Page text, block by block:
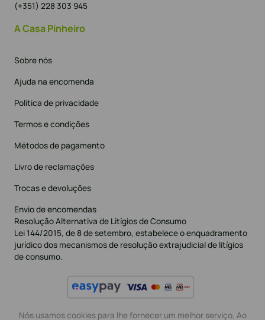
(+351) 228 303 945
A Casa Pinheiro
Sobre nós
Ajuda na encomenda
Política de privacidade
Termos e condições
Métodos de pagamento
Livro de reclamações
Trocas e devoluções
Envio de encomendas
Resolução Alternativa de Litígios de Consumo
Lei 144/2015, de 8 de setembro, estabelece o enquadramento
jurídico dos mecanismos de resolução extrajudicial de litígios
de consumo.
Nós usamos cookies para lhe fornecer um melhor serviço. Ao